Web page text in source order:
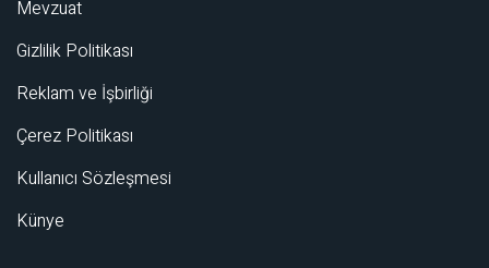
Mevzuat
Gizlilik Politikası
Reklam ve İşbirliği
Çerez Politikası
Kullanıcı Sözleşmesi
Künye